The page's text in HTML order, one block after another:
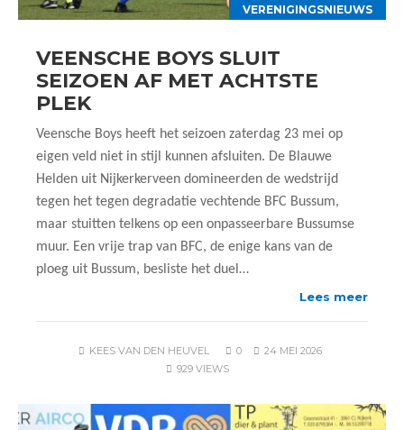
VERENIGINGSNIEUWS
VEENSCHE BOYS SLUIT
SEIZOEN AF MET ACHTSTE
PLEK
Veensche Boys heeft het seizoen zaterdag 23 mei op
eigen veld niet in stijl kunnen afsluiten. De Blauwe
Helden uit Nijkerkerveen domineerden de wedstrijd
tegen het tegen degradatie vechtende BFC Bussum,
maar stuitten telkens op een onpasseerbare Bussumse
muur. Een vrije trap van BFC, de enige kans van de
ploeg uit Bussum, besliste het duel…
Lees meer
KEES VAN DEN HEUVEL 0
24 MEI 2026
929 VIEWS